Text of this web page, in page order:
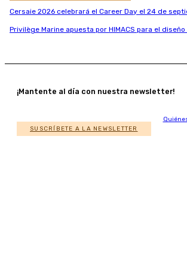
Cersaie 2026 celebrará el Career Day el 24 de
Privilège Marine apuesta por HIMACS para el
¡Mantente al día con nuestra newsletter!
SUSCRÍBETE A LA NEWSLETTER